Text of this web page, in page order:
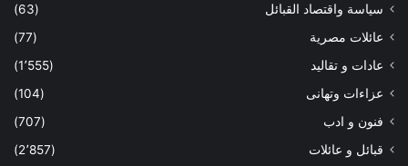
سياسة واقتصاد القبائل
(63)
عائلات مصرية
(77)
عادات و تقاليد
(1٬555)
عزاءات وتهانى
(104)
فنون و ادب
(707)
قبائل و عائلات
(2٬857)